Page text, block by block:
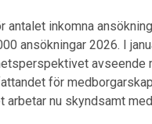
antalet inkomna
ansökningar 2026. I
avseende
för
arbetar nu skyndsamt